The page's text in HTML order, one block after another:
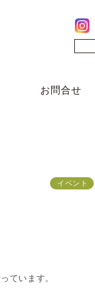
お問合せ
イベント
ています。